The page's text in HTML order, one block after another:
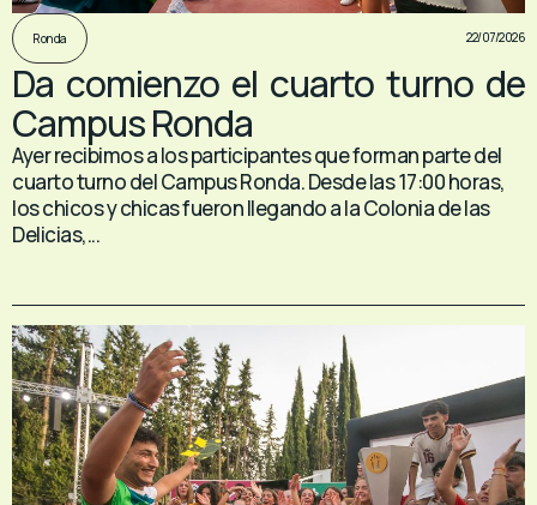
Ronda 22/07/2026
Da comienzo el cuarto turno de
Campus Ronda
Ayer recibimos a los participantes que forman parte del
cuarto turno del Campus Ronda. Desde las 17:00 horas,
los chicos y chicas fueron llegando a la Colonia de las
Delicias,...